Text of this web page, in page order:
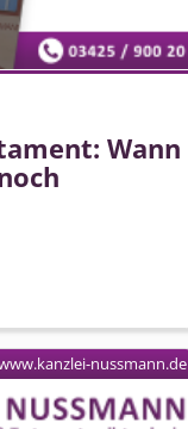
Wann
nussmann.de